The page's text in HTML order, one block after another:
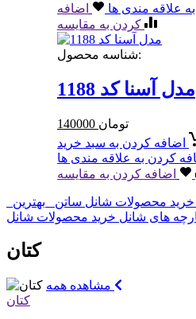
به علاقه مندی ها
اضافه
کردن به مقایسه
شناسه محصول:
مدل آسنا کد 1188
140000 تومان
اضافه کردن به سبد خرید
کردن به علاقه مندی ها
اضافه کردن به مقایسه
خرید محصولات شانل ساتن
بهترین
های شانل خرید محصولات شانل
کتان
کتان